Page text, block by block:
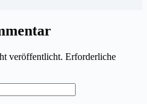
veröffentlicht. Erforderliche